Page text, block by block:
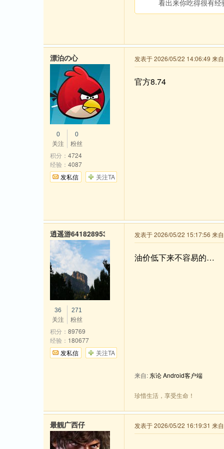
看出来你吃得很有
发表于 2026/05/22 14:06:49 来
官方8.74
漂泊の心
0
关注
0
粉丝
积分： 4724
经验： 4087
发私信
关注TA
发表于 2026/05/22 15:17:56 来
油价低下来不容易的…
来自:东论 Android客户端
珍惜生活，享受生命！
逍遥游641828953
36
关注
271
粉丝
积分： 89769
经验： 180677
发私信
关注TA
发表于 2026/05/22 16:19:31 来
最靓广西仔